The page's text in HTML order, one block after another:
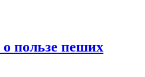
пользе пеших